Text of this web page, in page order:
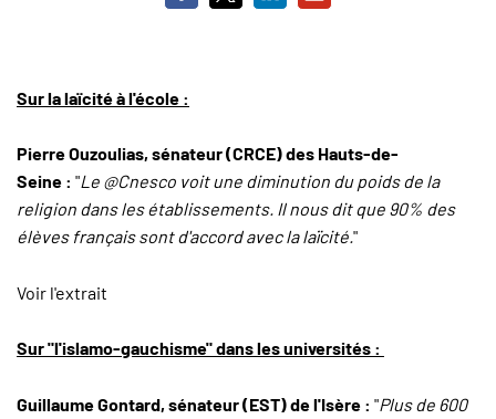
Sur la laïcité à l'école :
Pierre Ouzoulias, sénateur (CRCE) des Hauts-de-
Seine : "Le @Cnesco voit une diminution du poids de la
religion dans les établissements. Il nous dit que 90% des
élèves français sont d'accord avec la laïcité."
Voir l'extrait
Sur "l'islamo-gauchisme" dans les universités :
Guillaume Gontard, sénateur (EST) de l'Isère : "Plus de 600